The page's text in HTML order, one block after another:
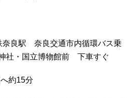
奈良駅 奈良交通市内循環バス乗
・国立博物館前 下車すぐ
約15分